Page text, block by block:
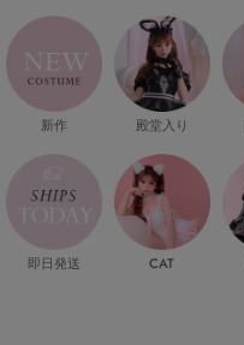
新作
即日発送
殿堂入り
CAT